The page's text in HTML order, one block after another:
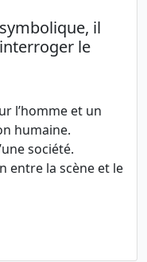
il
le
l’homme et un
humaine.
société.
entre la scène et le